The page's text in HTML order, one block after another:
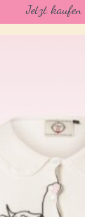
Jetzt kaufen